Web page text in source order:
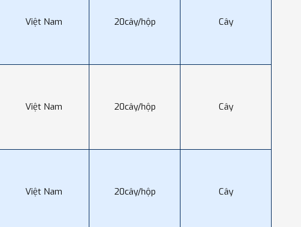
Việt Nam 20cây/hộp Cây
Việt Nam 20cây/hộp Cây
Việt Nam 20cây/hộp Cây